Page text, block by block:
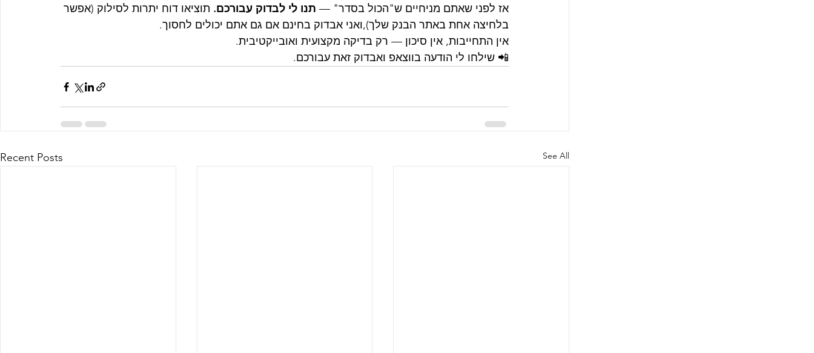
אז לפני שאתם מניחיים ש"הכול בסדר" — תנו לי לבדוק עבורכם. תוציאו דוח יתרות לסילוק (אפשר
בלחיצה אחת באתר הבנק שלך),ואני אבדוק בחינם אם גם אתם יכולים לחסוך.
אין התחייבות, אין סיכון — רק בדיקה מקצועית ואובייקטיבית.
📲 שילחו לי הודעה בווצאפ ואבדוק זאת עבורכם.
Recent Posts See All